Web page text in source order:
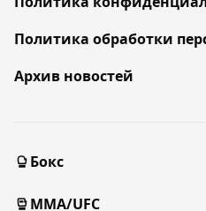
Политика обработки
Архив новостей
Бокс
MMA/UFC